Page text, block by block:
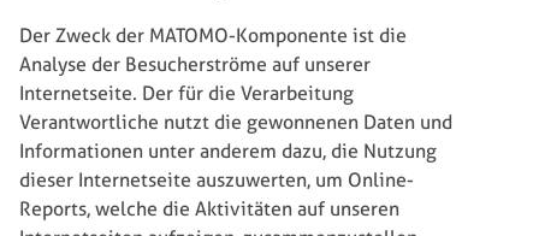
Der Zweck der MATOMO-Komponente ist die
Analyse der Besucherströme auf unserer
Internetseite. Der für die Verarbeitung
Verantwortliche nutzt die gewonnenen Daten und
Informationen unter anderem dazu, die Nutzung
dieser Internetseite auszuwerten, um Online-
Reports, welche die Aktivitäten auf unseren